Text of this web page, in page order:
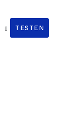
TESTEN